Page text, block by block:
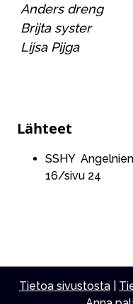
Anders dreng
Brijta syster
Lijsa Pijga
Lähteet
SSHY
16/sivu 24
Tietoa sivustosta